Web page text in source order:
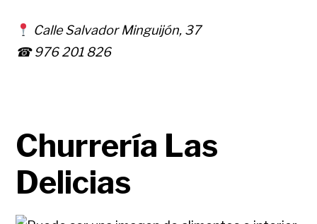
Calle Salvador Minguijón, 37
☎ 976 201 826
Churrería Las
Delicias